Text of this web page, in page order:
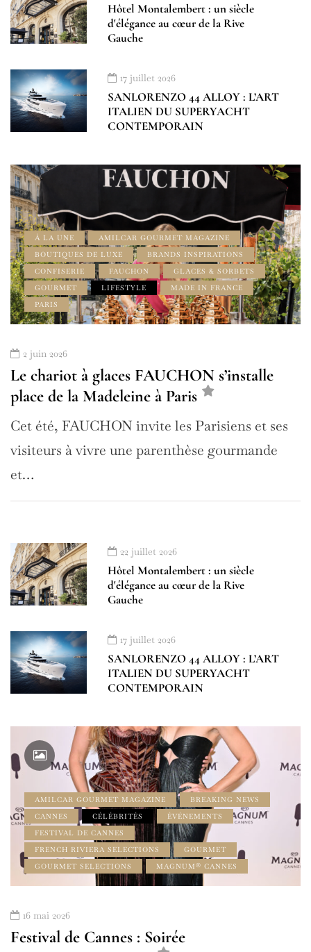
Hôtel Montalembert : un siècle
d'élégance au cœur de la Rive
Gauche
17 juillet 2026
SANLORENZO 44 ALLOY : L’ART
ITALIEN DU SUPERYACHT
CONTEMPORAIN
À LA UNE
AMILCAR GOURMET MAGAZINE
BOUTIQUES DE LUXE
BRANDS INSPIRATIONS
CONFISERIE
FAUCHON
GLACES & SORBETS
GOURMET
LIFESTYLE
MADE IN FRANCE
PARIS
2 juin 2026
Le chariot à glaces FAUCHON s’installe
place de la Madeleine à Paris
Cet été, FAUCHON invite les Parisiens et ses
visiteurs à vivre une parenthèse gourmande
et…
22 juillet 2026
Hôtel Montalembert : un siècle
d'élégance au cœur de la Rive
Gauche
17 juillet 2026
SANLORENZO 44 ALLOY : L’ART
ITALIEN DU SUPERYACHT
CONTEMPORAIN
AMILCAR GOURMET MAGAZINE
BREAKING NEWS
CANNES
CÉLÉBRITÉS
ÉVÉNEMENTS
FESTIVAL DE CANNES
FRENCH RIVIERA SELECTIONS
GOURMET
GOURMET SELECTIONS
MAGNUM® CANNES
16 mai 2026
Festival de Cannes : Soirée